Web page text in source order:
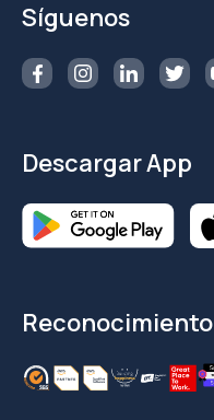
Síguenos
Descargar App
Reconocimiento